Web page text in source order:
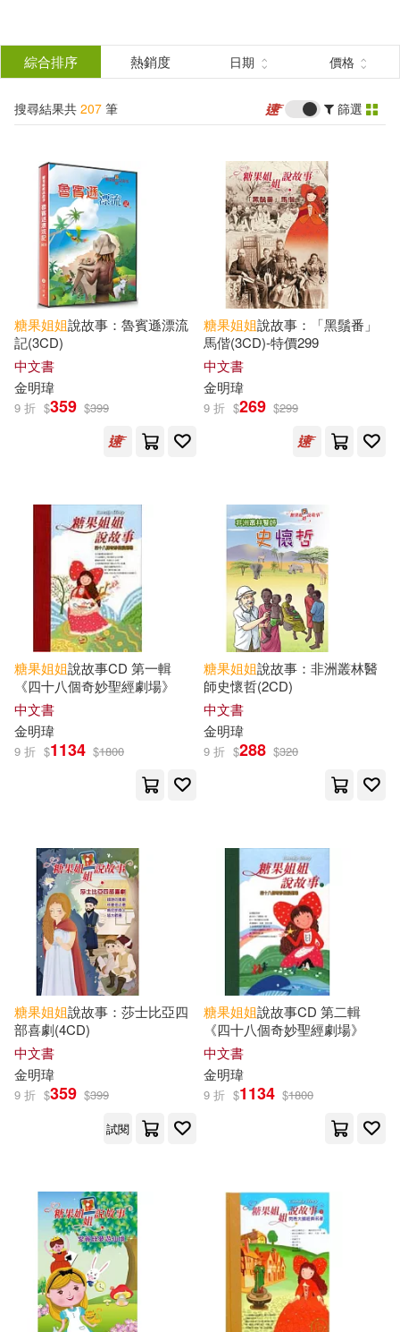
結
分類 (單選)
所有商品(207) 圖書(19)
有聲書(188)
作者 (可複選)
糖果姐姐(188) 金明瑋(8)
伍美珍(2) 伍美珍（主編）(2)
《意林》編輯部 編(1)
兩色風景(1) 本書編輯部編(1)
糖果姊姊(1) 糖果小俠(1)
出版社 (可複選)
愛播聽書FM(188) 宇宙光(9)
吉林攝影出版社(2)
晨光出版社(2) 明天出版社(1)
禾揚(1)
糖果小俠(1)
配送方式 (可複選)
可海外宅配(19)
可港澳店取(18)
可新加坡店取(18)
綜合排序 熱銷度 日期 價格
搜尋結果共 207 筆 篩選
糖果姐姐說故事：魯賓遜漂流
記(3CD)
中文書
金明瑋
9 折 $359 $399
糖果姐姐說故事：「黑鬚番」
馬偕(3CD)-特價299
中文書
金明瑋
9 折 $269 $299
糖果姐姐說故事CD 第一輯
《四十八個奇妙聖經劇場》
中文書
金明瑋
9 折 $1134 $1800
糖果姐姐說故事：非洲叢林醫
師史懷哲(2CD)
中文書
金明瑋
9 折 $288 $320
糖果姐姐說故事：莎士比亞四
部喜劇(4CD)
中文書
金明瑋
9 折 $359 $399
試閱
糖果姐姐說故事CD 第二輯
《四十八個奇妙聖經劇場》
中文書
金明瑋
9 折 $1134 $1800